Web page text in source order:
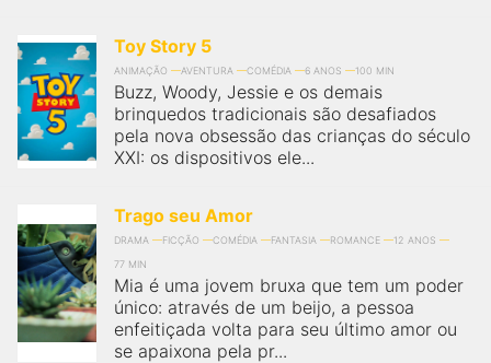
Toy Story 5
ANIMAÇÃO AVENTURA COMÉDIA 6 ANOS 100 MIN
Buzz, Woody, Jessie e os demais
brinquedos tradicionais são desafiados
pela nova obsessão das crianças do século
XXI: os dispositivos ele...
Trago seu Amor
DRAMA FICÇÃO COMÉDIA FANTASIA ROMANCE
12 ANOS
77 MIN
Mia é uma jovem bruxa que tem um poder
único: através de um beijo, a pessoa
enfeitiçada volta para seu último amor ou
se apaixona pela pr...